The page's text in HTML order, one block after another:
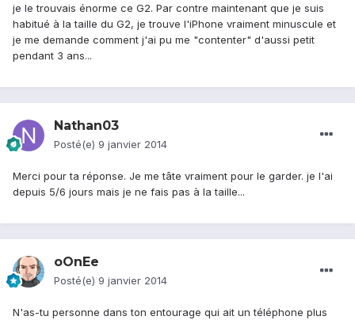
je le trouvais énorme ce G2. Par contre maintenant que je suis
habitué à la taille du G2, je trouve l'iPhone vraiment minuscule et
je me demande comment j'ai pu me "contenter" d'aussi petit
pendant 3 ans...
Nathan03
Posté(e) 9 janvier 2014
Merci pour ta réponse. Je me tâte vraiment pour le garder. je l'ai
depuis 5/6 jours mais je ne fais pas à la taille...
oOnEe
Posté(e) 9 janvier 2014
N'as-tu personne dans ton entourage qui ait un téléphone plus